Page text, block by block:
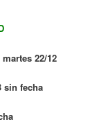
22/12
sin fecha